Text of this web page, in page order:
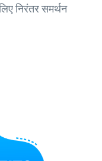
निरंतर समर्थन